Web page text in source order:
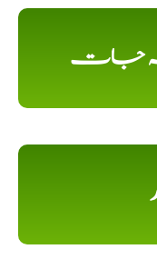
جات